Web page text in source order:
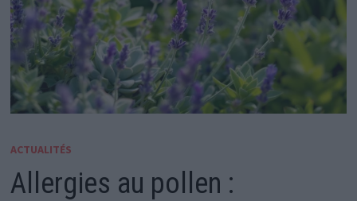
ACTUALITÉS
Allergies au pollen :